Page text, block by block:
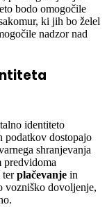
bodo omogočile
ki jih bo želel
nadzor nad
identiteto
podatkov dostopajo
shranjevanja
predvidoma
terplačevanje in
vozniško dovoljenje,